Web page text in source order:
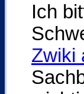
Ich
Zwiki